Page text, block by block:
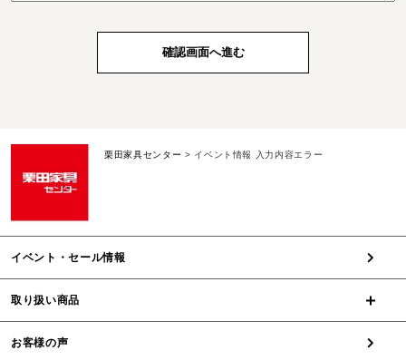
栗田家具センター > イベント情報 入力内容エラー
イベント・セール情報
取り扱い商品
お客様の声